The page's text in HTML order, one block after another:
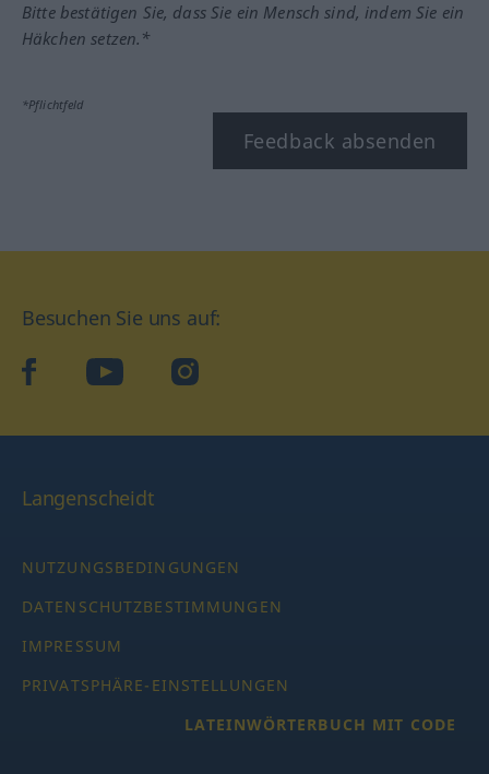
Bitte bestätigen Sie, dass Sie ein Mensch sind, indem Sie ein
Häkchen setzen.*
*Pflichtfeld
Feedback absenden
Besuchen Sie uns auf:
facebookYouTube Instagram
Langenscheidt
NUTZUNGSBEDINGUNGEN
DATENSCHUTZBESTIMMUNGEN
IMPRESSUM
PRIVATSPHÄRE-EINSTELLUNGEN
LATEINWÖRTERBUCH MIT CODE